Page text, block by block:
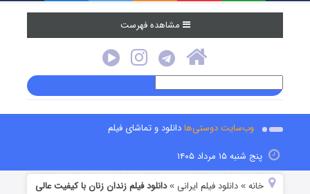
مشاهده فهرست
وب‌سایت دوستی‌هادانلود و تماشای فیلم
پنج شنبه ۱۵ مرداد ۱۴۰۵
خانه »دانلود فیلم‌ ایرانی »دانلود فیلم زندان زنان با کیفیت عالی